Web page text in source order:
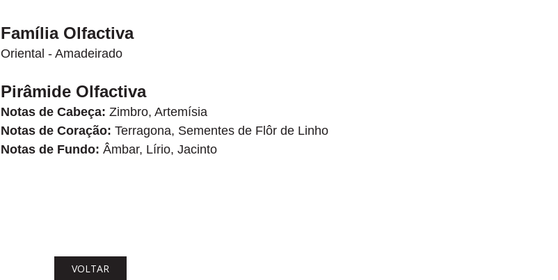
Família Olfactiva
Oriental - Amadeirado
Pirâmide Olfactiva
Notas de Cabeça: Zimbro, Artemísia
Notas de Coração: Terragona, Sementes de Flôr de Linho
Notas de Fundo: Âmbar, Lírio, Jacinto
VOLTAR